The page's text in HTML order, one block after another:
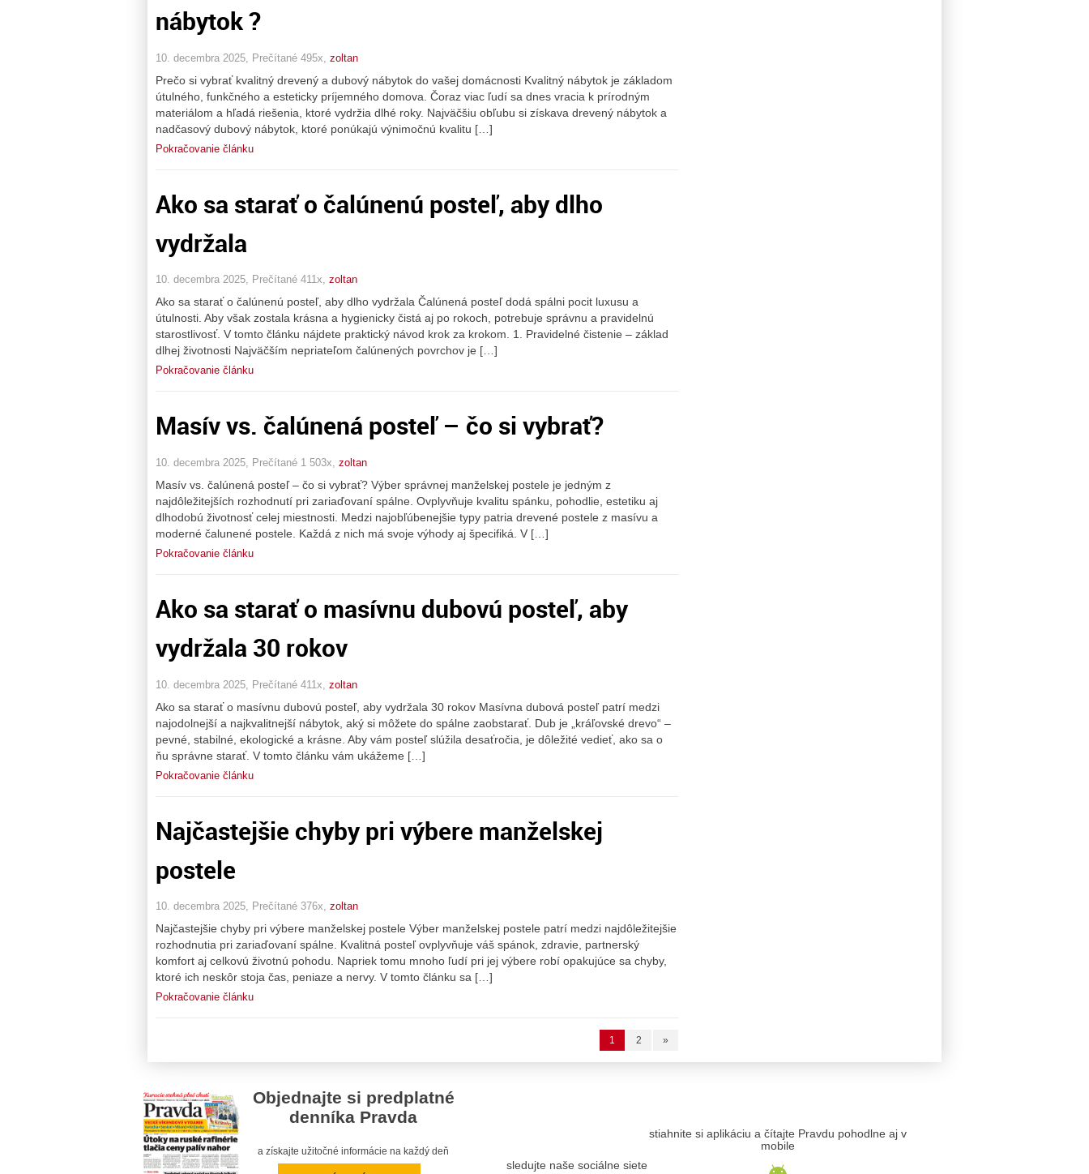
nábytok ?
10. decembra 2025, Prečítané 495x, zoltan
Prečo si vybrať kvalitný drevený a dubový nábytok do vašej domácnosti Kvalitný nábytok je základom
útulného, funkčného a esteticky príjemného domova. Čoraz viac ľudí sa dnes vracia k prírodným
materiálom a hľadá riešenia, ktoré vydržia dlhé roky. Najväčšiu obľubu si získava drevený nábytok a
nadčasový dubový nábytok, ktoré ponúkajú výnimočnú kvalitu […]
Pokračovanie článku
Ako sa starať o čalúnenú posteľ, aby dlho
vydržala
10. decembra 2025, Prečítané 411x, zoltan
Ako sa starať o čalúnenú posteľ, aby dlho vydržala Čalúnená posteľ dodá spálni pocit luxusu a
útulnosti. Aby však zostala krásna a hygienicky čistá aj po rokoch, potrebuje správnu a pravidelnú
starostlivosť. V tomto článku nájdete praktický návod krok za krokom. 1. Pravidelné čistenie – základ
dlhej životnosti Najväčším nepriateľom čalúnených povrchov je […]
Pokračovanie článku
Masív vs. čalúnená posteľ – čo si vybrať?
10. decembra 2025, Prečítané 1 503x, zoltan
Masív vs. čalúnená posteľ – čo si vybrať? Výber správnej manželskej postele je jedným z
najdôležitejších rozhodnutí pri zariaďovaní spálne. Ovplyvňuje kvalitu spánku, pohodlie, estetiku aj
dlhodobú životnosť celej miestnosti. Medzi najobľúbenejšie typy patria drevené postele z masívu a
moderné čalunené postele. Každá z nich má svoje výhody aj špecifiká. V […]
Pokračovanie článku
Ako sa starať o masívnu dubovú posteľ, aby
vydržala 30 rokov
10. decembra 2025, Prečítané 411x, zoltan
Ako sa starať o masívnu dubovú posteľ, aby vydržala 30 rokov Masívna dubová posteľ patrí medzi
najodolnejší a najkvalitnejší nábytok, aký si môžete do spálne zaobstarať. Dub je „kráľovské drevo“ –
pevné, stabilné, ekologické a krásne. Aby vám posteľ slúžila desaťročia, je dôležité vedieť, ako sa o
ňu správne starať. V tomto článku vám ukážeme […]
Pokračovanie článku
Najčastejšie chyby pri výbere manželskej
postele
10. decembra 2025, Prečítané 376x, zoltan
Najčastejšie chyby pri výbere manželskej postele Výber manželskej postele patrí medzi najdôležitejšie
rozhodnutia pri zariaďovaní spálne. Kvalitná posteľ ovplyvňuje váš spánok, zdravie, partnerský
komfort aj celkovú životnú pohodu. Napriek tomu mnoho ľudí pri jej výbere robí opakujúce sa chyby,
ktoré ich neskôr stoja čas, peniaze a nervy. V tomto článku sa […]
Pokračovanie článku
1 2 »
Objednajte si predplatné
denníka Pravda
a získajte užitočné informácie na každý deň
sledujte naše sociálne siete
stiahnite si aplikáciu a čítajte Pravdu pohodlne aj v
mobile